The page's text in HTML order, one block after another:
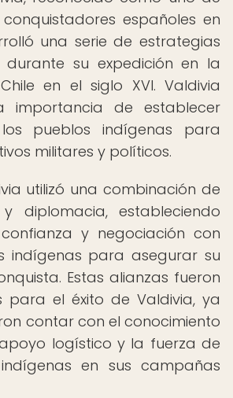
españoles en
una serie de estrategias
durante su expedición en la
en el siglo XVI. Valdivia
importancia de establecer
pueblos indígenas para
militares y políticos.
utilizó una combinación de
diplomacia, estableciendo
y negociación con
indígenas para asegurar su
Estas alianzas fueron
para el éxito de Valdivia, ya
contar con el conocimiento
logístico y la fuerza de
en sus campañas